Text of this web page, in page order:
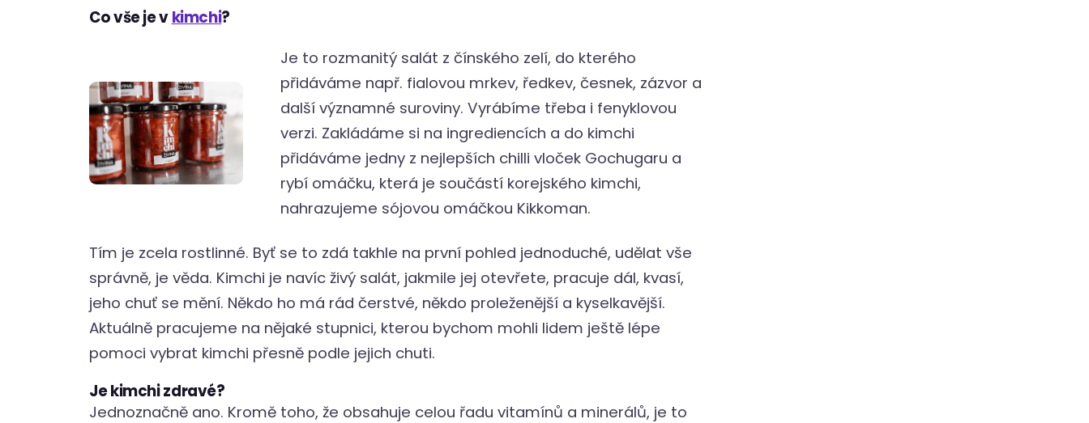
Co vše je v kimchi?
Je to rozmanitý salát z čínského zelí, do kterého
přidáváme např. fialovou mrkev, ředkev, česnek, zázvor a
další významné suroviny. Vyrábíme třeba i fenyklovou
verzi. Zakládáme si na ingrediencích a do kimchi
přidáváme jedny z nejlepších chilli vloček Gochugaru a
rybí omáčku, která je součástí korejského kimchi,
nahrazujeme sójovou omáčkou Kikkoman.
Tím je zcela rostlinné. Byť se to zdá takhle na první pohled jednoduché, udělat vše
správně, je věda. Kimchi je navíc živý salát, jakmile jej otevřete, pracuje dál, kvasí,
jeho chuť se mění. Někdo ho má rád čerstvé, někdo proleženější a kyselkavější.
Aktuálně pracujeme na nějaké stupnici, kterou bychom mohli lidem ještě lépe
pomoci vybrat kimchi přesně podle jejich chuti.
Je kimchi zdravé?
Jednoznačně ano. Kromě toho, že obsahuje celou řadu vitamínů a minerálů, je to